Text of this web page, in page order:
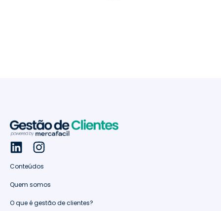
Conteúdos
Quem somos
O que é gestão de clientes?